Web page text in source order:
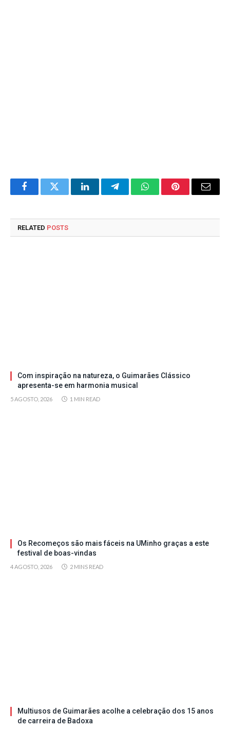
FacebookTwitter LinkedInTelegramWhatsAppPinterestEmail
RELATED POSTS
Com inspiração na natureza, o Guimarães Clássico
apresenta-se em harmonia musical
5 AGOSTO, 2026 1 MIN READ
Os Recomeços são mais fáceis na UMinho graças a este
festival de boas-vindas
4 AGOSTO, 2026 2 MINS READ
Multiusos de Guimarães acolhe a celebração dos 15 anos
de carreira de Badoxa